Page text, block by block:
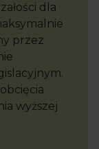
dla
przez
wyższej